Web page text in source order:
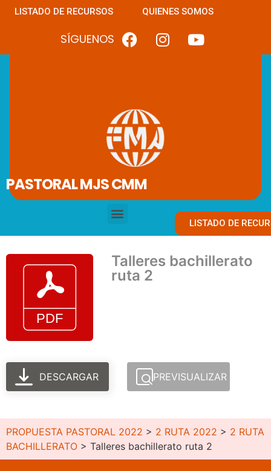
LISTADO DE RECURSOS QUIENES SOMOS
SÍGUENOS
PASTORAL MJS CMM
LISTADO DE
Talleres bachillerato
ruta 2
DESCARGAR PREVISUALIZAR
PROPUESTA PASTORAL 2022 > 2 RUTA 2022 > 2 RUTA
BACHILLERATO > Talleres bachillerato ruta 2